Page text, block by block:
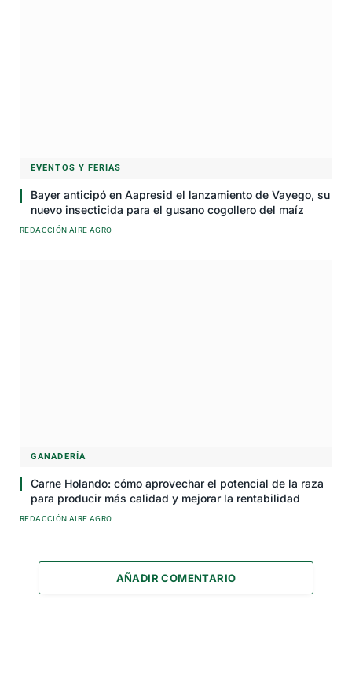
EVENTOS Y FERIAS
Bayer anticipó en Aapresid el lanzamiento de Vayego, su
nuevo insecticida para el gusano cogollero del maíz
REDACCIÓN AIRE AGRO
GANADERÍA
Carne Holando: cómo aprovechar el potencial de la raza
para producir más calidad y mejorar la rentabilidad
REDACCIÓN AIRE AGRO
AÑADIR COMENTARIO